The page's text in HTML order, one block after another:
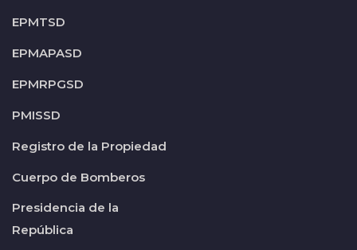
EPMTSD
EPMAPASD
EPMRPGSD
PMISSD
Registro de la Propiedad
Cuerpo de Bomberos
Presidencia de la
República